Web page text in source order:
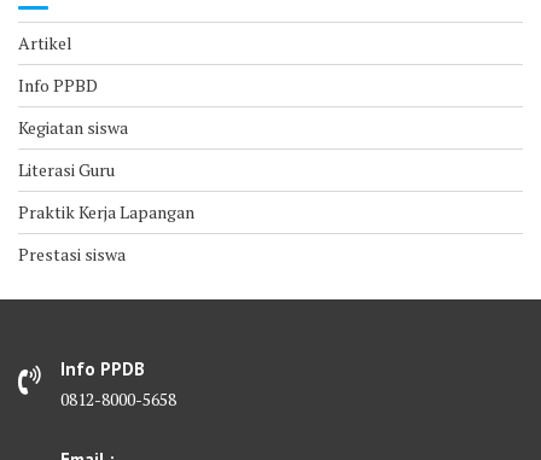
Artikel
Info PPBD
Kegiatan siswa
Literasi Guru
Praktik Kerja Lapangan
Prestasi siswa
Info PPDB
0812-8000-5658